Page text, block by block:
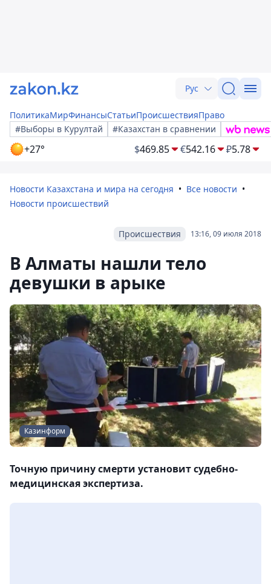
Рус
ПолитикаМирФинансыСтатьиПроисшествияПраво
#Выборы в Курултай
#Казахстан в сравнении
+27° $469.85 €542.16 ₽5.78
Новости Казахстана и мира на сегодня
Все новости
Новости происшествий
13:16, 09 июля 2018
Происшествия
В Алматы нашли тело
девушки в арыке
Казинформ
Точную причину смерти установит судебно-
медицинская экспертиза.